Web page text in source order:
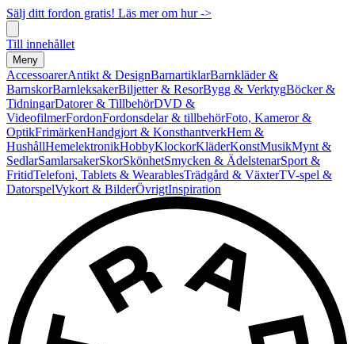
Sälj ditt fordon gratis! Läs mer om hur ->
Till innehållet
Meny
AccessoarerAntikt & DesignBarnartiklarBarnkläder &
BarnskorBarnleksakerBiljetter & ResorBygg & VerktygBöcker &
TidningarDatorer & TillbehörDVD &
VideofilmerFordonFordonsdelar & tillbehörFoto, Kameror &
OptikFrimärkenHandgjort & KonsthantverkHem &
HushållHemelektronikHobbyKlockorKläderKonstMusikMynt &
SedlarSamlarsakerSkorSkönhetSmycken & ÄdelstenarSport &
FritidTelefoni, Tablets & WearablesTrädgård & VäxterTV-spel &
DatorspelVykort & BilderÖvrigtInspiration